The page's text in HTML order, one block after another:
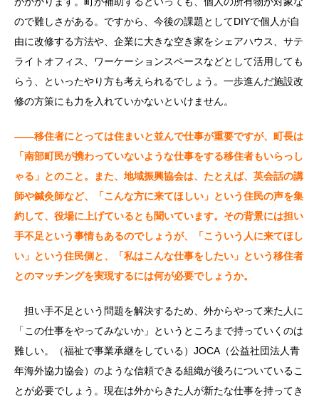
ので難しさがある。ですから、今後の課題としてDIYで個人が自
由に改修する方法や、企業に大きな空き家をシェアハウス、サテ
ライトオフィス、ワーケーションスペースなどとして活用しても
らう、といったやり方も考えられるでしょう。一歩進んだ施設改
修の方策にも力を入れていかないといけません。
――移住者にとっては住まいと並んで仕事が重要ですが、町長は
「南部町民が携わっていないような仕事をする移住者もいらっし
ゃる」とのこと。また、地域振興協会は、たとえば、英会話の講
師や鍼灸師など、「こんな方に来てほしい」という住民の声を集
約して、役場に上げているとも聞いています。その背景には担い
手不足という事情もあるのでしょうが、「こういう人に来てほし
い」という住民側と、「私はこんな仕事をしたい」という移住者
とのマッチングを実現するには何が必要でしょうか。
担い手不足という問題を解決するため、外からやって来た人に
「この仕事をやってみないか」というところまで持っていくのは
難しい。（福祉で事業承継をしている）JOCA（公益社団法人青
年海外協力協会）のような信頼できる組織が後ろについているこ
とが必要でしょう。現在は外からきた人が新たな仕事を持ってき